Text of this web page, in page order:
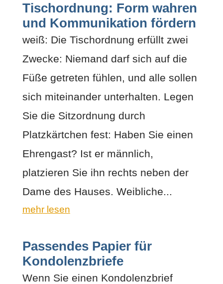
Tischordnung: Form wahren
und Kommunikation fördern
weiß: Die Tischordnung erfüllt zwei
Zwecke: Niemand darf sich auf die
Füße getreten fühlen, und alle sollen
sich miteinander unterhalten. Legen
Sie die Sitzordnung durch
Platzkärtchen fest: Haben Sie einen
Ehrengast? Ist er männlich,
platzieren Sie ihn rechts neben der
Dame des Hauses. Weibliche...
mehr lesen
Passendes Papier für
Kondolenzbriefe
Wenn Sie einen Kondolenzbrief